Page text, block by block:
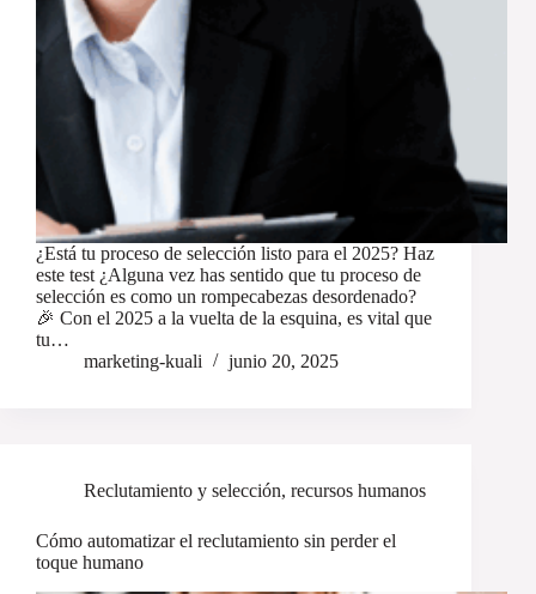
¿Está tu proceso de selección listo para el 2025? Haz
este test ¿Alguna vez has sentido que tu proceso de
selección es como un rompecabezas desordenado?
🎉 Con el 2025 a la vuelta de la esquina, es vital que
tu…
marketing-kuali
junio 20, 2025
Reclutamiento y selección, recursos humanos
Cómo automatizar el reclutamiento sin perder el
toque humano